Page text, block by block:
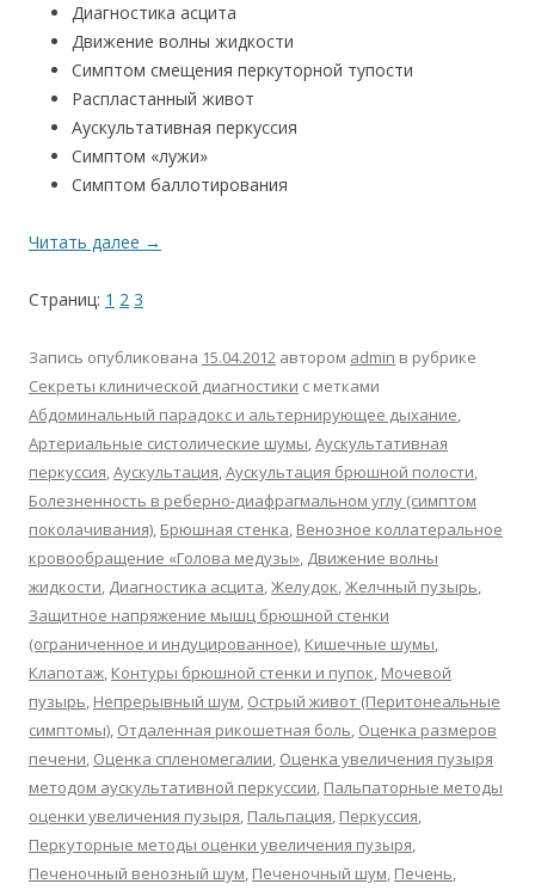
Диагностика асцита
Движение волны жидкости
Симптом смещения перкуторной тупости
Распластанный живот
Аускультативная перкуссия
Симптом «лужи»
Симптом баллотирования
Читать далее →
Страниц: 1 2 3
Запись опубликована 15.04.2012 автором admin в рубрике
Секреты клинической диагностики с метками
Абдоминальный парадокс и альтернирующее дыхание,
Артериальные систолические шумы,Аускультативная
перкуссия,Аускультация,Аускультация брюшной полости,
Болезненность в реберно-диафрагмальном углу (симптом
поколачивания), Брюшная стенка, Венозное коллатеральное
кровообращение «Голова медузы», Движение волны
жидкости, Диагностика асцита,Желудок,Желчный пузырь,
Защитное напряжение мышц брюшной стенки
(ограниченное и индуцированное), Кишечные шумы,
Клапотаж, Контуры брюшной стенки и пупок, Мочевой
пузырь, Непрерывный шум, Острый живот (Перитонеальные
симптомы), Отдаленная рикошетная боль, Оценка размеров
печени, Оценка спленомегалии, Оценка увеличения пузыря
методом аускультативной перкуссии, Пальпаторные методы
оценки увеличения пузыря, Пальпация, Перкуссия,
Перкуторные методы оценки увеличения пузыря,
Печеночный венозный шум, Печеночный шум, Печень,